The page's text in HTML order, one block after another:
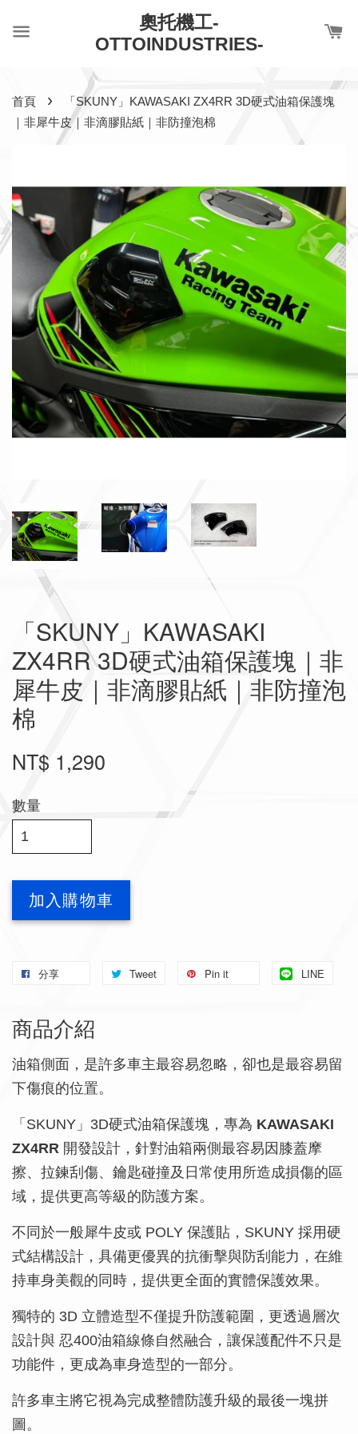
奧托機工-
OTTOINDUSTRIES-
首頁 ›
「SKUNY」KAWASAKI ZX4RR 3D硬式油箱保護塊
｜非犀牛皮｜非滴膠貼紙｜非防撞泡棉
「SKUNY」KAWASAKI
ZX4RR 3D硬式油箱保護塊｜非
犀牛皮｜非滴膠貼紙｜非防撞泡
棉
NT$ 1,290
數量
加入購物車
分享 Tweet Pin it LINE
商品介紹
油箱側面，是許多車主最容易忽略，卻也是最容易留
下傷痕的位置。
「SKUNY」3D硬式油箱保護塊，專為 KAWASAKI
ZX4RR 開發設計，針對油箱兩側最容易因膝蓋摩
擦、拉鍊刮傷、鑰匙碰撞及日常使用所造成損傷的區
域，提供更高等級的防護方案。
不同於一般犀牛皮或 POLY 保護貼，SKUNY 採用硬
式結構設計，具備更優異的抗衝擊與防刮能力，在維
持車身美觀的同時，提供更全面的實體保護效果。
獨特的 3D 立體造型不僅提升防護範圍，更透過層次
設計與 忍400油箱線條自然融合，讓保護配件不只是
功能件，更成為車身造型的一部分。
許多車主將它視為完成整體防護升級的最後一塊拼
圖。